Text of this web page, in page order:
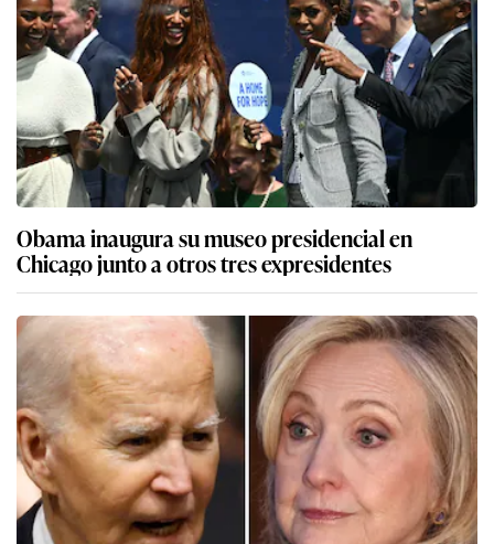
Obama inaugura su museo presidencial en
Chicago junto a otros tres expresidentes